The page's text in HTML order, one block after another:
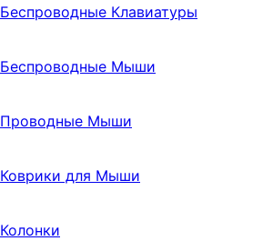
Беспроводные Клавиатуры
Беспроводные Мыши
Проводные Мыши
Коврики для Мыши
Колонки